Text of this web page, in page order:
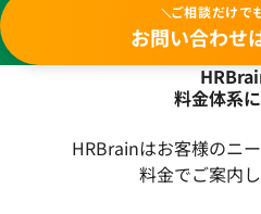
ご相談だけで
お問い合わせ
料金体系
HRBrainはお客様のニ
料金でご案内